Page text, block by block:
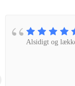
Alsidigt og